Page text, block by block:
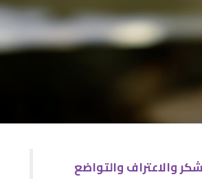
والاعتراف والتواضع